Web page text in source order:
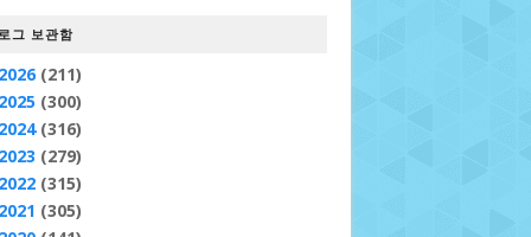
그 보관함
(211)
(300)
(316)
(279)
(315)
(305)